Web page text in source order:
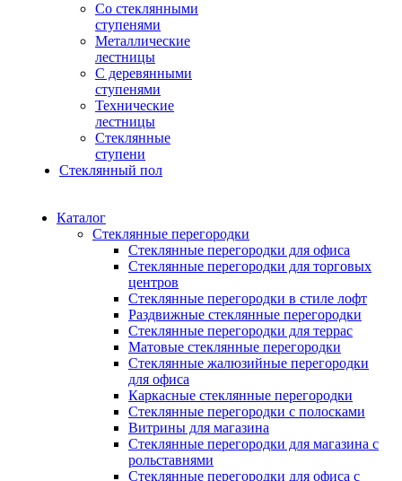
Со стеклянными
ступенями
Металлические
лестницы
С деревянными
ступенями
Технические
лестницы
Стеклянные
ступени
Стеклянный пол
Каталог
Cтеклянные перегородки
Стеклянные перегородки для офиса
Стеклянные перегородки для торговых
центров
Стеклянные перегородки в стиле лофт
Раздвижные стеклянные перегородки
Стеклянные перегородки для террас
Матовые стеклянные перегородки
Стеклянные жалюзийные перегородки
для офиса
Каркасные стеклянные перегородки
Стеклянные перегородки с полосками
Витрины для магазина
Стеклянные перегородки для магазина с
рольставнями
Стеклянные перегородки для офиса с